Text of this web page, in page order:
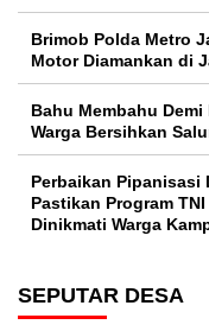
Brimob Polda Metro
Motor Diamankan di
Bahu Membahu Demi
Warga Bersihkan
Perbaikan Pipanisasi
Pastikan Program
Dinikmati Warga
SEPUTAR DESA